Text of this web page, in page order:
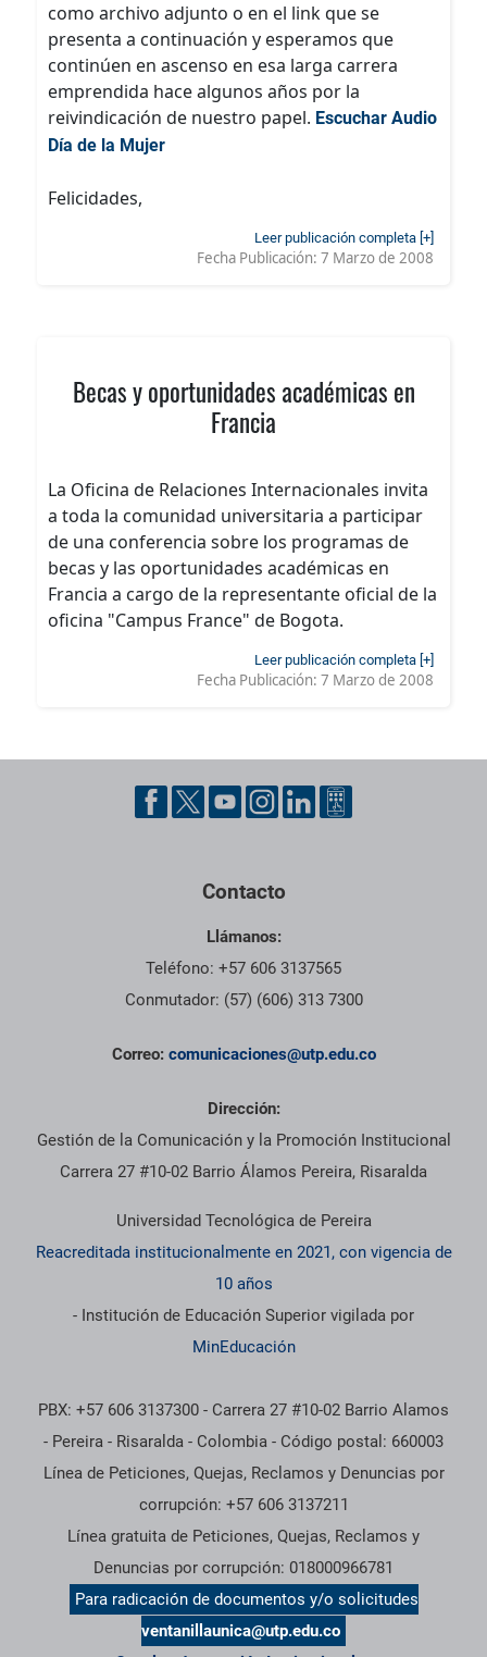
como archivo adjunto o en el link que se
presenta a continuación y esperamos que
continúen en ascenso en esa larga carrera
emprendida hace algunos años por la
reivindicación de nuestro papel. Escuchar Audio
Día de la Mujer
Felicidades,
Leer publicación completa [+]
Fecha Publicación: 7 Marzo de 2008
Becas y oportunidades académicas en
Francia
La Oficina de Relaciones Internacionales invita
a toda la comunidad universitaria a participar
de una conferencia sobre los programas de
becas y las oportunidades académicas en
Francia a cargo de la representante oficial de la
oficina "Campus France" de Bogota.
Leer publicación completa [+]
Fecha Publicación: 7 Marzo de 2008
Contacto
Llámanos:
Teléfono: +57 606 3137565
Conmutador: (57) (606) 313 7300
Correo: comunicaciones@utp.edu.co
Dirección:
Gestión de la Comunicación y la Promoción Institucional
Carrera 27 #10-02 Barrio Álamos Pereira, Risaralda
Universidad Tecnológica de Pereira
Reacreditada institucionalmente en 2021, con vigencia de
10 años
- Institución de Educación Superior vigilada por
MinEducación
PBX: +57 606 3137300 - Carrera 27 #10-02 Barrio Alamos
- Pereira - Risaralda - Colombia - Código postal: 660003
Línea de Peticiones, Quejas, Reclamos y Denuncias por
corrupción: +57 606 3137211
Línea gratuita de Peticiones, Quejas, Reclamos y
Denuncias por corrupción: 018000966781
Para radicación de documentos y/o solicitudes
ventanillaunica@utp.edu.co